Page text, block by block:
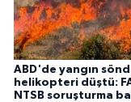
ABD'de yangın
helikopteri düştü:
NTSB soruşturma